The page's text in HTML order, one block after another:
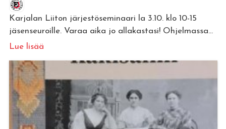
Karjalan Liiton järjestöseminaari la 3.10. klo 10-15
jäsenseuroille. Varaa aika jo allakastasi! Ohjelmassa...
Lue lisää